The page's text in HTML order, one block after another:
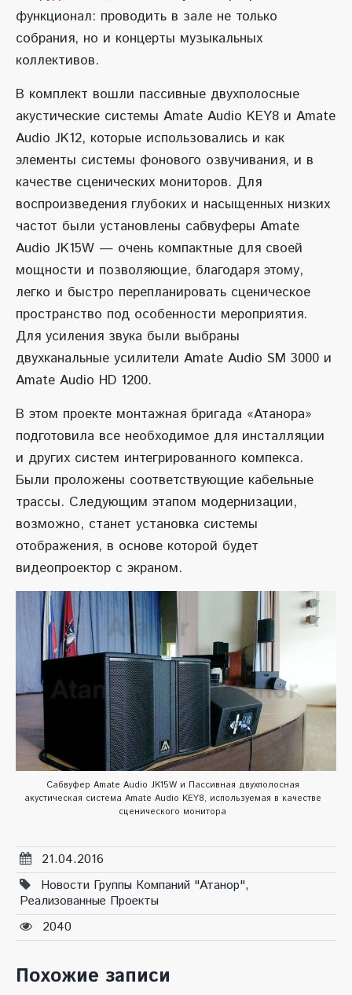
функционал: проводить в зале не только
собрания, но и концерты музыкальных
коллективов.
В комплект вошли пассивные двухполосные
акустические системы Amate Audio KEY8 и Amate
Audio JK12, которые использовались и как
элементы системы фонового озвучивания, и в
качестве сценических мониторов. Для
воспроизведения глубоких и насыщенных низких
частот были установлены сабвуферы Amate
Audio JK15W — очень компактные для своей
мощности и позволяющие, благодаря этому,
легко и быстро перепланировать сценическое
пространство под особенности мероприятия.
Для усиления звука были выбраны
двухканальные усилители Amate Audio SM 3000 и
Amate Audio HD 1200.
В этом проекте монтажная бригада «Атанора»
подготовила все необходимое для инсталляции
и других систем интегрированного компекса.
Были проложены соответствующие кабельные
трассы. Следующим этапом модернизации,
возможно, станет установка системы
отображения, в основе которой будет
видеопроектор с экраном.
Сабвуфер Amate Audio JK15W и Пассивная двухполосная
акустическая система Amate Audio KEY8, используемая в качестве
сценического монитора
21.04.2016
Новости Группы Компаний "Атанор",
Реализованные Проекты
2040
Похожие записи